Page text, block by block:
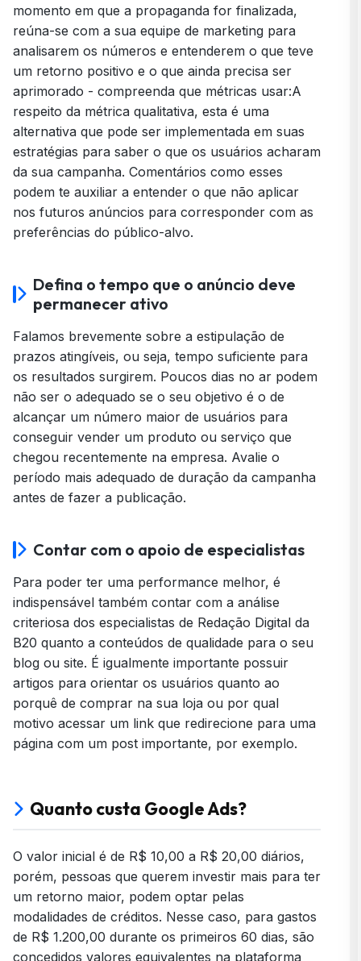
momento em que a propaganda for finalizada,
reúna-se com a sua equipe de marketing para
analisarem os números e entenderem o que teve
um retorno positivo e o que ainda precisa ser
aprimorado - compreenda que métricas usar:A
respeito da métrica qualitativa, esta é uma
alternativa que pode ser implementada em suas
estratégias para saber o que os usuários acharam
da sua campanha. Comentários como esses
podem te auxiliar a entender o que não aplicar
nos futuros anúncios para corresponder com as
preferências do público-alvo.
Defina o tempo que o anúncio deve
permanecer ativo
Falamos brevemente sobre a estipulação de
prazos atingíveis, ou seja, tempo suficiente para
os resultados surgirem. Poucos dias no ar podem
não ser o adequado se o seu objetivo é o de
alcançar um número maior de usuários para
conseguir vender um produto ou serviço que
chegou recentemente na empresa. Avalie o
período mais adequado de duração da campanha
antes de fazer a publicação.
Contar com o apoio de especialistas
Para poder ter uma performance melhor, é
indispensável também contar com a análise
criteriosa dos especialistas de Redação Digital da
B20 quanto a conteúdos de qualidade para o seu
blog ou site. É igualmente importante possuir
artigos para orientar os usuários quanto ao
porquê de comprar na sua loja ou por qual
motivo acessar um link que redirecione para uma
página com um post importante, por exemplo.
Quanto custa Google Ads?
O valor inicial é de R$ 10,00 a R$ 20,00 diários,
porém, pessoas que querem investir mais para ter
um retorno maior, podem optar pelas
modalidades de créditos. Nesse caso, para gastos
de R$ 1.200,00 durante os primeiros 60 dias, são
concedidos valores equivalentes na plataforma